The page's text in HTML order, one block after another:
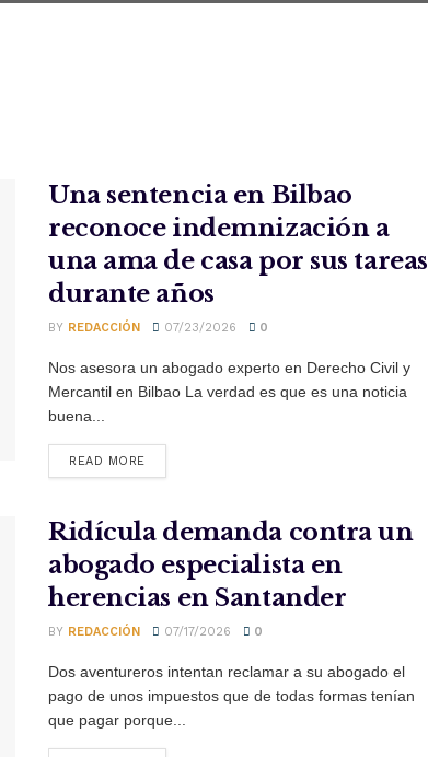
Una sentencia en Bilbao
reconoce indemnización a
una ama de casa por sus tareas
durante años
BY REDACCIÓN 07/23/2026 0
Nos asesora un abogado experto en Derecho Civil y
Mercantil en Bilbao La verdad es que es una noticia
buena...
READ MORE
Ridícula demanda contra un
abogado especialista en
herencias en Santander
BY REDACCIÓN 07/17/2026 0
Dos aventureros intentan reclamar a su abogado el
pago de unos impuestos que de todas formas tenían
que pagar porque...